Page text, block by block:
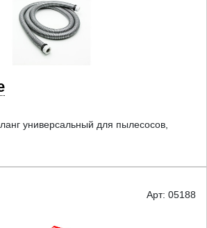
универсальный для пылесосов,
Арт: 05188